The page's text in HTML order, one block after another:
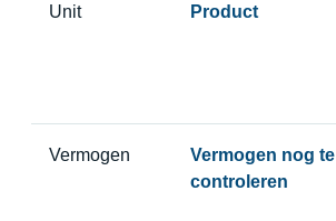
Unit Product
Vermogen
Vermogen nog te
controleren